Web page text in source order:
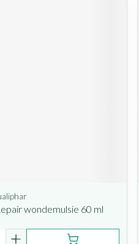
wondemulsie 60 ml